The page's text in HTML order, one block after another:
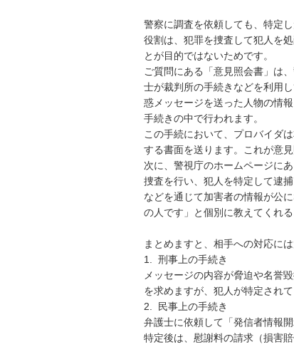
警察に調査を依頼しても、特定
役割は、犯罪を捜査して犯人を
とが目的ではないためです。
ご質問にある「意見照会書」は
士が裁判所の手続きなどを利用
惑メッセージを送った人物の情
手続きの中で行われます。
この手続において、プロバイダ
する書面を送ります。これが意見
次に、警視庁のホームページに
捜査を行い、犯人を特定して逮
などを通じて加害者の情報が公
の人です」と個別に教えてくれ
まとめますと、相手への対応に
1.  刑事上の手続き
メッセージの内容が脅迫や名誉
を求めますが、犯人が特定され
2.  民事上の手続き
弁護士に依頼して「発信者情報
特定後は、慰謝料の請求（損害